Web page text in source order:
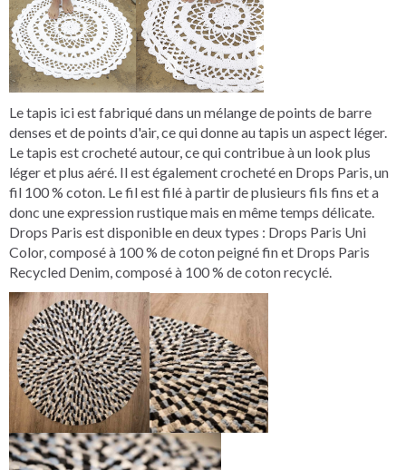
Le tapis ici est fabriqué dans un mélange de points de barre
denses et de points d'air, ce qui donne au tapis un aspect léger.
Le tapis est crocheté autour, ce qui contribue à un look plus
léger et plus aéré. Il est également crocheté en Drops Paris, un
fil 100 % coton. Le fil est filé à partir de plusieurs fils fins et a
donc une expression rustique mais en même temps délicate.
Drops Paris est disponible en deux types : Drops Paris Uni
Color, composé à 100 % de coton peigné fin et Drops Paris
Recycled Denim, composé à 100 % de coton recyclé.